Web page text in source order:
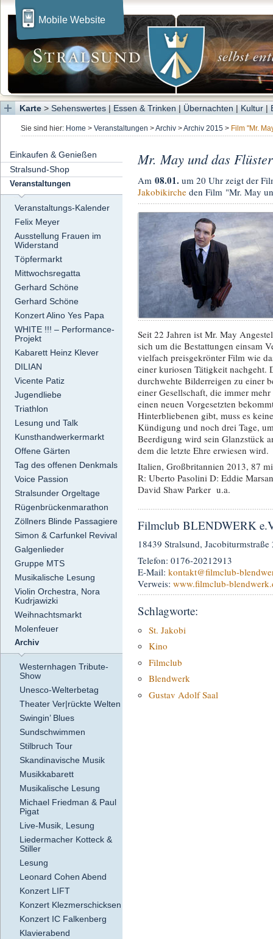
Mobile Website
Karte > Sehenswertes | Essen & Trinken | Übernachten | Kultur |
Sie sind hier: Home > Veranstaltungen >Archiv >Archiv 2015 > Film "Mr.
Einkaufen & Genießen
Stralsund-Shop
Veranstaltungen
Veranstaltungs-Kalender
Felix Meyer
Ausstellung Frauen im
Widerstand
Töpfermarkt
Mittwochsregatta
Gerhard Schöne
Gerhard Schöne
Konzert Alino Yes Papa
WHITE !!! – Performance-
Projekt
Kabarett Heinz Klever
DILIAN
Vicente Patiz
Jugendliebe
Triathlon
Lesung und Talk
Kunsthandwerkermarkt
Offene Gärten
Tag des offenen Denkmals
Voice Passion
Stralsunder Orgeltage
Rügenbrückenmarathon
Zöllners Blinde Passagiere
Simon & Carfunkel Revival
Galgenlieder
Gruppe MTS
Musikalische Lesung
Violin Orchestra, Nora
Kudrjawizki
Weihnachtsmarkt
Molenfeuer
Archiv
Westernhagen Tribute-
Show
Unesco-Welterbetag
Theater Ver|rückte Welten
Swingin’ Blues
Sundschwimmen
Stilbruch Tour
Skandinavische Musik
Musikkabarett
Musikalische Lesung
Michael Friedman & Paul
Pigat
Live-Musik, Lesung
Liedermacher Kotteck &
Stiller
Lesung
Leonard Cohen Abend
Konzert LIFT
Konzert Klezmerschicksen
Konzert IC Falkenberg
Klavierabend
Mr. May und das
Am 08.01. um 20 Uhr zeigt der
Jakobikirche den Film "Mr. May
Seit 22 Jahren ist Mr. May
sich um die Bestattungen einsam
vielfach preisgekrönter Film wie
einer kuriosen Tätigkeit nachgeht.
durchwehte Bilderreigen zu einer
einer Gesellschaft, die immer
einen neuen Vorgesetzten
Hinterbliebenen gibt, muss es
Kündigung und noch drei Tage,
Beerdigung wird sein Glanzstück
dem die letzte Ehre erwiesen wird.
Italien, Großbritannien 2013, 87
R: Uberto Pasolini D: Eddie
David Shaw Parker u.a.
Filmclub BLENDWERK
18439 Stralsund, Jacobiturmstraße
Telefon: 0176-20212913
E-Mail: kontakt@filmclub-
Verweis: www.filmclub-
Schlagworte:
St. Jakobi
Kino
Filmclub
Blendwerk
Gustav Adolf Saal